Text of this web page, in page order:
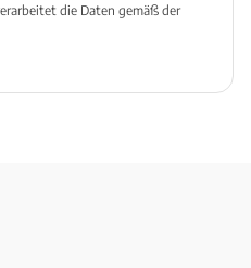
die Daten gemäß der